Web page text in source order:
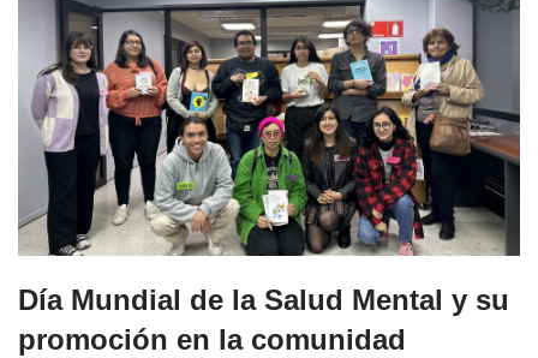
Día Mundial de la Salud Mental y su
promoción en la comunidad